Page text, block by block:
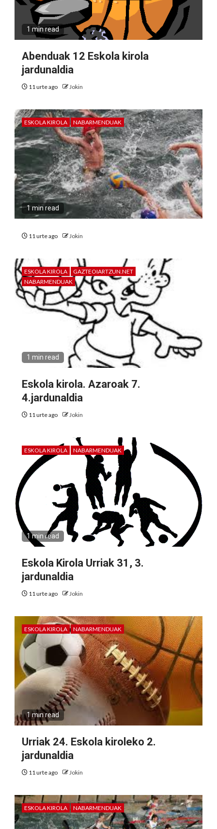
1 min read
Abenduak 12 Eskola kirola
jardunaldia
11 urte ago Jokin
ESKOLA KIROLA NABARMENDUAK
1 min read
11 urte ago Jokin
ESKOLA KIROLA
GAZTEOIARTZUN.NET
NABARMENDUAK
1 min read
Eskola kirola. Azaroak 7.
4.jardunaldia
11 urte ago Jokin
ESKOLA KIROLA NABARMENDUAK
1 min read
Eskola Kirola Urriak 31, 3.
jardunaldia
11 urte ago Jokin
ESKOLA KIROLA NABARMENDUAK
1 min read
Urriak 24. Eskola kiroleko 2.
jardunaldia
11 urte ago Jokin
ESKOLA KIROLA NABARMENDUAK